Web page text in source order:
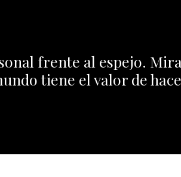
frente al espejo.
tiene el valor de